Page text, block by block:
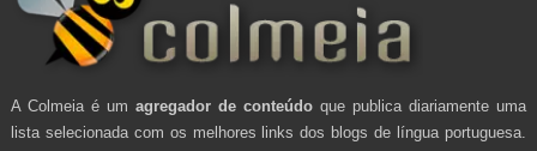
A Colmeia é um agregador de conteúdo que publica diariamente uma
lista selecionada com os melhores links dos blogs de língua portuguesa.